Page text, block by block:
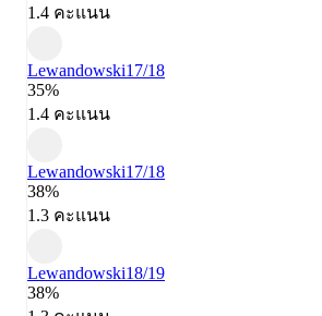
1.4 คะแนน
Lewandowski17/18
35%
1.4 คะแนน
Lewandowski17/18
38%
1.3 คะแนน
Lewandowski18/19
38%